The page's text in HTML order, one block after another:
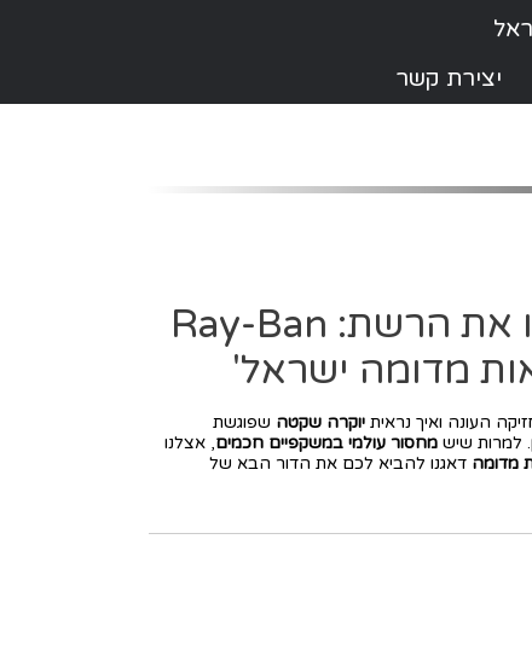
יצירת קשר
המשקפיים ששיגעו את הרשת: Ray-Ban
העונה ואיך נראיתיוקרה שקטה שפוגשת
למרות שישמחסור עולמי במשקפיים חכמים, אצלנו
מדומה דאגנו להביא לכם את הדור הבא של